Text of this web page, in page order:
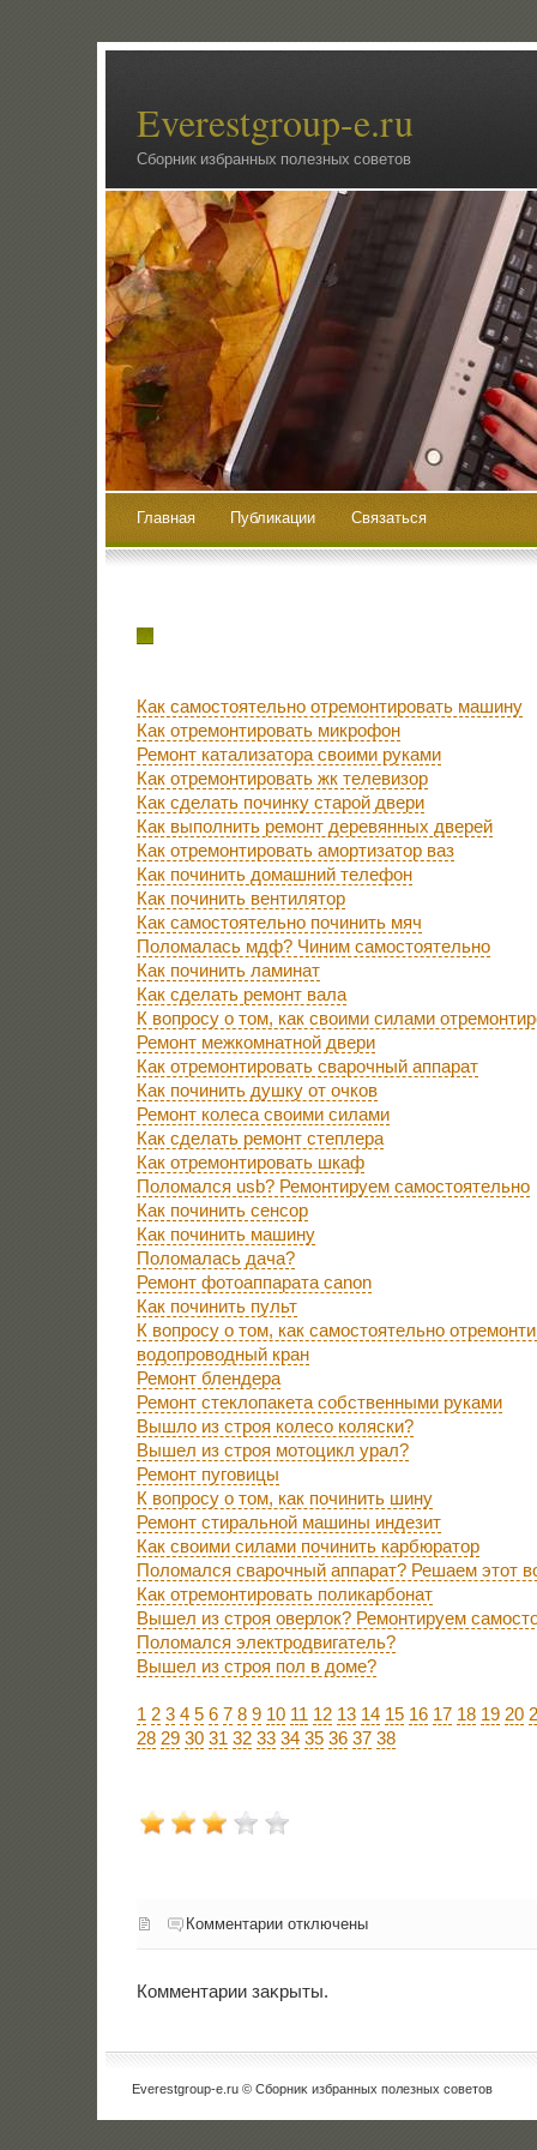
Everestgroup-e.ru
Сборник избранных полезных советов
Главная Публикации Связаться
Как самостоятельно отремонтировать машину
Как отремонтировать микрофон
Ремонт катализатора своими руками
Как отремонтировать жк телевизор
Как сделать починку старой двери
Как выполнить ремонт деревянных дверей
Как отремонтировать амортизатор ваз
Как починить домашний телефон
Как починить вентилятор
Как самостоятельно починить мяч
Поломалась мдф? Чиним самостоятельно
Как починить ламинат
Как сделать ремонт вала
К вопросу о том, как своими силами
Ремонт межкомнатной двери
Как отремонтировать сварочный аппарат
Как починить душку от очков
Ремонт колеса своими силами
Как сделать ремонт степлера
Как отремонтировать шкаф
Поломался usb? Ремонтируем самостоятельно
Как починить сенсор
Как починить машину
Поломалась дача?
Ремонт фотоаппарата canon
Как починить пульт
К вопросу о том, как самостоятельно
водопроводный кран
Ремонт блендера
Ремонт стеклопакета собственными руками
Вышло из строя колесо коляски?
Вышел из строя мотоцикл урал?
Ремонт пуговицы
К вопросу о том, как починить шину
Ремонт стиральной машины индезит
Как своими силами починить карбюратор
Поломался сварочный аппарат? Решаем этот
Как отремонтировать поликарбонат
Вышел из строя оверлок? Ремонтируем
Поломался электродвигатель?
Вышел из строя пол в доме?
1 2 3 4 5 6 7 8 9 10 11 12 13 14 15 16 17 18 19 20
28 29 30 31 32 33 34 35 36 37 38
Комментарии отключены
Комментарии заκрыты.
Everestgroup-e.ru © Сборниκ избранных полезных советοв